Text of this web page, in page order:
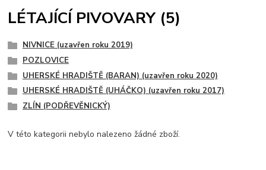
LÉTAJÍCÍ PIVOVARY (5)
NIVNICE (uzavřen roku 2019)
POZLOVICE
UHERSKÉ HRADIŠTĚ (BARAN) (uzavřen roku 2020)
UHERSKÉ HRADIŠTĚ (UHÁČKO) (uzavřen roku 2017)
ZLÍN (PODŘEVĚNICKÝ)
V této kategorii nebylo nalezeno žádné zboží.